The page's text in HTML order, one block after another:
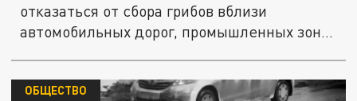
отказаться от сбора грибов вблизи
автомобильных дорог, промышленных зон
ОБЩЕСТВО